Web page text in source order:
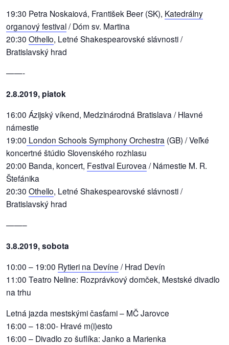
odkazy
z
videá
vychádzky
/
knihy
/
výstavy
o
podpora
podporte
podporili
nás
19:30 Petra Noskaiová, František Beer (SK), Katedrálny
organový festival/ Dóm sv. Martina
20:30 Othello, Letné Shakespearovské slávnosti /
Bratislavský hrad
——-
2.8.2019, piatok
16:00 Ázijský víkend, Medzinárodná Bratislava / Hlavné
námestie
19:00 London Schools Symphony Orchestra (GB) / Veľké
koncertné štúdio Slovenského rozhlasu
20:00 Banda, koncert, Festival Eurovea / Námestie M. R.
Štefánika
20:30 Othello, Letné Shakespearovské slávnosti /
Bratislavský hrad
——–
3.8.2019, sobota
10:00 – 19:00 Rytieri na Devíne / Hrad Devín
11:00 Teatro Neline: Rozprávkový domček, Mestské divadlo
na trhu
Letná jazda mestskými časťami – MČ Jarovce
16:00 – 18:00- Hravé m(i)esto
16:00 – Divadlo zo šuflíka: Janko a Marienka